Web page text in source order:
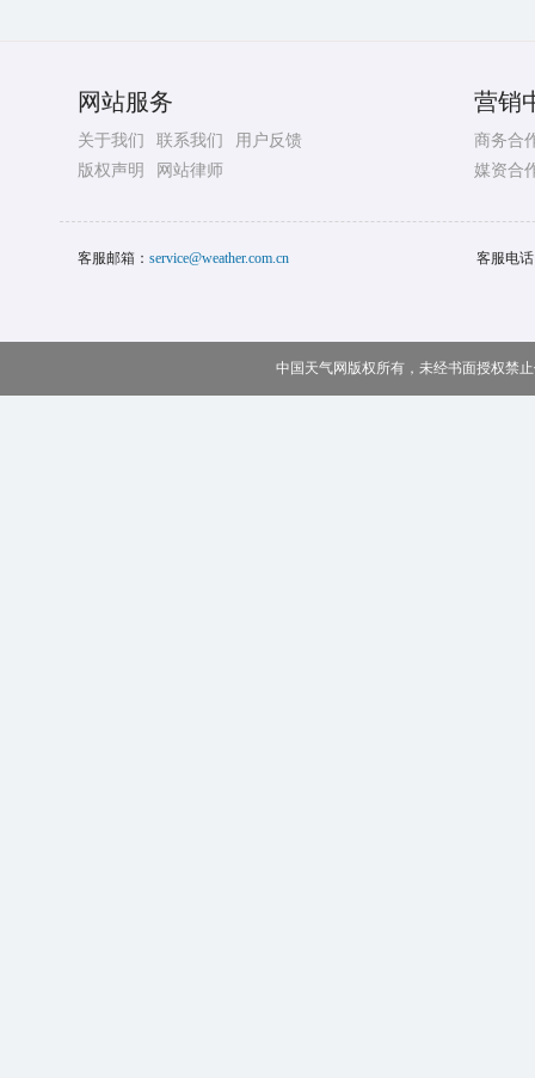
网站服务
关于我们 联系我们
用户反馈
版权声明
网站律师
营销
商务合
媒资合
客服邮箱： service@weather.com.cn 客服电
中国天气网版权所有，未经书面授权